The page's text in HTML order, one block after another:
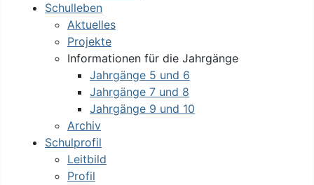
Schulleben
Aktuelles
Projekte
Informationen für die Jahrgänge
Jahrgänge 5 und 6
Jahrgänge 7 und 8
Jahrgänge 9 und 10
Archiv
Schulprofil
Leitbild
Profil